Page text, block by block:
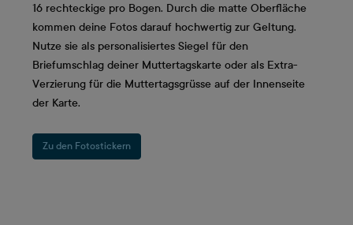
16 rechteckige pro Bogen. Durch die matte Oberfläche
kommen deine Fotos darauf hochwertig zur Geltung.
Nutze sie als personalisiertes Siegel für den
Briefumschlag deiner Muttertagskarte oder als Extra-
Verzierung für die Muttertagsgrüsse auf der Innenseite
der Karte.
Zu den Fotostickern